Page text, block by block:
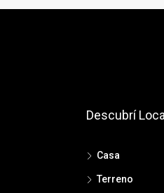
Descubrí
Casa
Terreno